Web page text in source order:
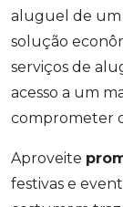
aluguel de um
solução
serviços de
acesso a um
comprometer
Aproveite
festivas e